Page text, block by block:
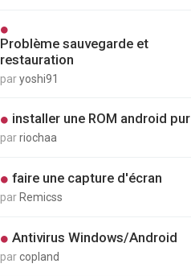
Problème sauvegarde et
restauration
paryoshi91
installer une ROM android pur
parriochaa
faire une capture d'écran
parRemicss
Antivirus Windows/Android
parcopland